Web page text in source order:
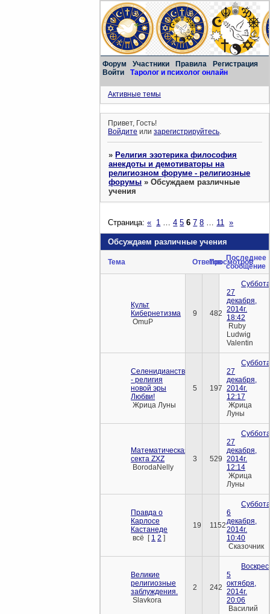
Форум Участники Правила
Регистрация
Войти
Таролог и психолог онлайн
Активные темы
Привет, Гость!
Войдите илизарегистрируйтесь.
»Религия эзотерика философия
анекдоты и демотиваторы на
религиозном форуме - религиозные
форумы »Обсуждаем различные
учения
Обсуждаем различные учения
Страница:« 1 4 5 6 7 8 11 »
Тема ОтветовПросмотров
Последнее
сообщение
Культ
Кибернетизма
OmuP
9 482
27
декабря,
2014г.
18:42
Ruby
Ludwig
Valentin
Селенидианство
- религия
новой эры
Любви!
Жрица Луны
5 197
27
декабря,
2014г.
12:17
Жрица
Луны
Математическая
секта ZXZ
BorodaNelly
3 529
27
декабря,
2014г.
12:14
Жрица
Луны
Правда о
Карлосе
Кастанеде
всё [ 1 2 ]
19 1152
6
декабря,
2014г.
10:40
Сказочник
Великие
религиозные
заблуждения.
Slavkora
2 242
5
октября,
2014г.
20:06
Василий